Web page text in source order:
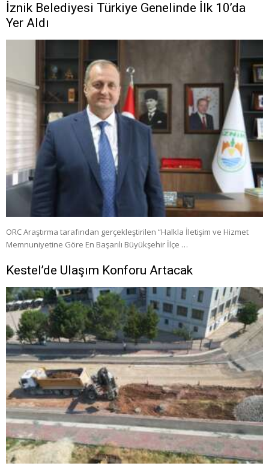
İznik Belediyesi Türkiye Genelinde İlk 10’da
Yer Aldı
ORC Araştırma tarafından gerçekleştirilen “Halkla İletişim ve Hizmet
Memnuniyetine Göre En Başarılı Büyükşehir İlçe …
Kestel’de Ulaşım Konforu Artacak